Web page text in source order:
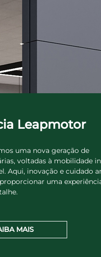
Leapmotor
uma nova geração de
voltadas à mobilidade
Aqui, inovação e cuidado
uma
MAIS